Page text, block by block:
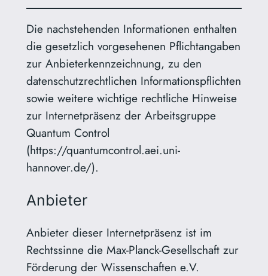
Die nachstehenden Informationen enthalten
die gesetzlich vorgesehenen Pflichtangaben
zur Anbieterkennzeichnung, zu den
datenschutzrechtlichen Informationspflichten
sowie weitere wichtige rechtliche Hinweise
zur Internetpräsenz der Arbeitsgruppe
Quantum Control
(https://quantumcontrol.aei.uni-
hannover.de/).
Anbieter
Anbieter dieser Internetpräsenz ist im
Rechtssinne die Max-Planck-Gesellschaft zur
Förderung der Wissenschaften e.V.